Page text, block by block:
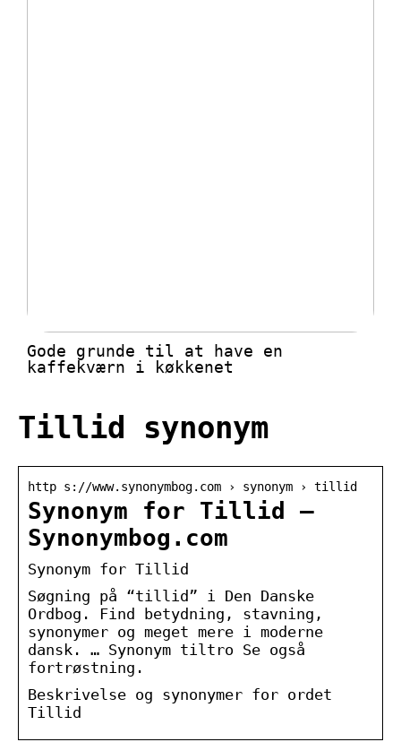
Gode grunde til at have en
kaffekværn i køkkenet
Tillid synonym
http s://www.synonymbog.com › synonym › tillid
Synonym for Tillid –
Synonymbog.com
Synonym for Tillid
Søgning på “tillid” i Den Danske
Ordbog. Find betydning, stavning,
synonymer og meget mere i moderne
dansk. … Synonym tiltro Se også
fortrøstning.
Beskrivelse og synonymer for ordet
Tillid